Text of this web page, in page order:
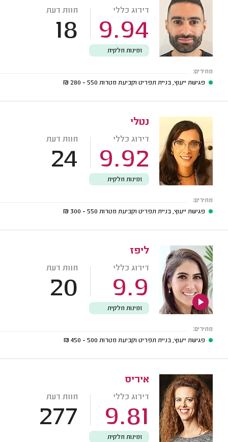
דירוג כללי
9.94
חוות דעת
18
זמינות חלקית
מחירים:
פגישת ייעוץ, בניית תפריט וקביעת מטרות 550 - 280
₪
נטלי
דירוג כללי
9.92
חוות דעת
24
זמינות חלקית
מחירים:
פגישת ייעוץ, בניית תפריט וקביעת מטרות 550 - 300
₪
ליפז
דירוג כללי
9.9
חוות דעת
20
זמינות חלקית
מחירים:
פגישת ייעוץ, בניית תפריט וקביעת מטרות 500 - 450
₪
איריס
דירוג כללי
9.81
חוות דעת
277
זמינות חלקית